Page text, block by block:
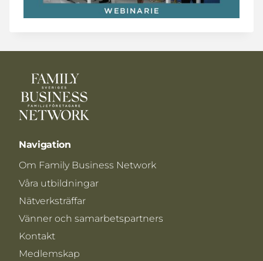
Navigation
Om Family Business Network
Våra utbildningar
Nätverksträffar
Vänner och samarbetspartners
Kontakt
Medlemskap